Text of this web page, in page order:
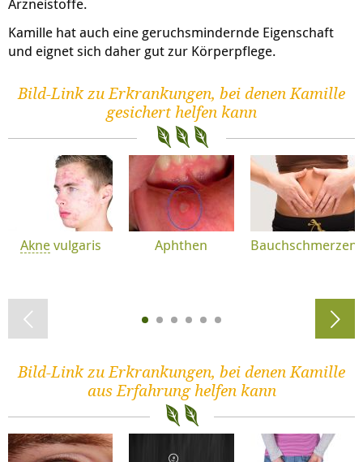
Arzneistoffe.
Kamille hat auch eine geruchsmindernde Eigenschaft
und eignet sich daher gut zur Körperpflege.
Bild-Link zu Erkrankungen, bei denen Kamille
gesichert helfen kann
Aknevulgaris Aphthen Bauchschmerzen
Bild-Link zu Erkrankungen, bei denen Kamille
aus Erfahrung helfen kann